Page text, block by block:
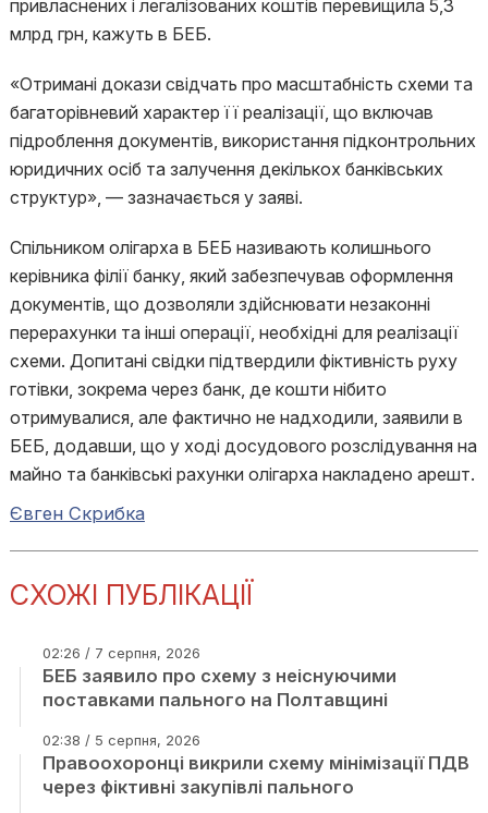
привласнених і легалізованих коштів перевищила 5,3
млрд грн, кажуть в БЕБ.
«Отримані докази свідчать про масштабність схеми та
багаторівневий характер її реалізації, що включав
підроблення документів, використання підконтрольних
юридичних осіб та залучення декількох банківських
структур», — зазначається у заяві.
Спільником олігарха в БЕБ називають колишнього
керівника філії банку, який забезпечував оформлення
документів, що дозволяли здійснювати незаконні
перерахунки та інші операції, необхідні для реалізації
схеми. Допитані свідки підтвердили фіктивність руху
готівки, зокрема через банк, де кошти нібито
отримувалися, але фактично не надходили, заявили в
БЕБ, додавши, що у ході досудового розслідування на
майно та банківські рахунки олігарха накладено арешт.
Євген Скрибка
СХОЖІ ПУБЛІКАЦІЇ
02:26 / 7 серпня, 2026
БЕБ заявило про схему з неіснуючими
поставками пального на Полтавщині
02:38 / 5 серпня, 2026
Правоохоронці викрили схему мінімізації ПДВ
через фіктивні закупівлі пального